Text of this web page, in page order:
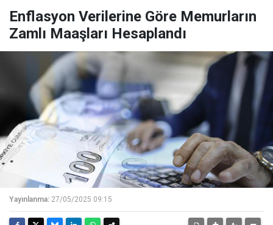
Enflasyon Verilerine Göre Memurların
Zamlı Maaşları Hesaplandı
Yayınlanma: 27/05/2025 09:15